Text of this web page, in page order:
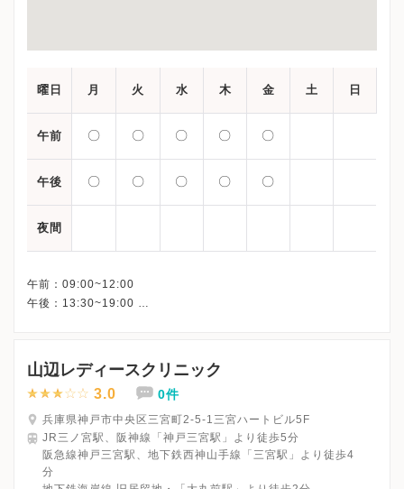
曜日 月 火 水 木 金 土 日
午前 〇 〇 〇 〇 〇
午後 〇 〇 〇 〇 〇
夜間
午前：09:00~12:00
午後：13:30~19:00
山辺レディースクリニック
3.0 0件
兵庫県神戸市中央区三宮町2-5-1三宮ハートビル5F
JR三ノ宮駅、阪神線「神戸三宮駅」より徒歩5分
阪急線神戸三宮駅、地下鉄西神山手線「三宮駅」より徒歩4
分